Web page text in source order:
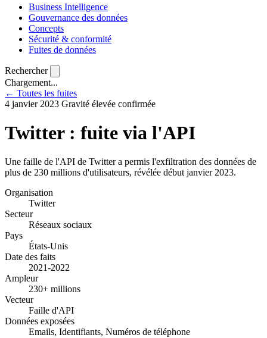
Business Intelligence
Gouvernance des données
Concepts
Sécurité & conformité
Fuites de données
Rechercher
Chargement...
← Toutes les fuites
4 janvier 2023 Gravité élevée confirmée
Twitter : fuite via l'API
Une faille de l'API de Twitter a permis l'exfiltration des données de
plus de 230 millions d'utilisateurs, révélée début janvier 2023.
Organisation
Twitter
Secteur
Réseaux sociaux
Pays
États-Unis
Date des faits
2021-2022
Ampleur
230+ millions
Vecteur
Faille d'API
Données exposées
Emails, Identifiants, Numéros de téléphone